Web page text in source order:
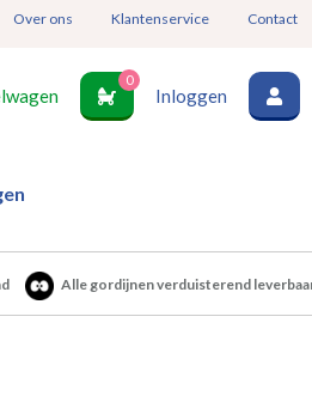
Over ons Klantenservice Contact
0
Inloggen
Alle gordijnen verduisterend